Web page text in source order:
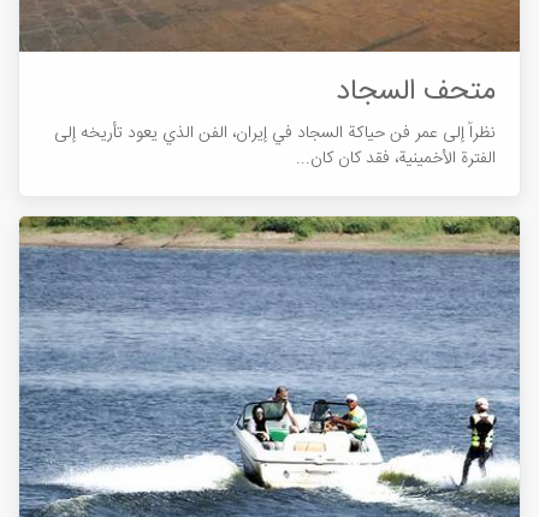
متحف السجاد
نظراً إلی عمر فن حیاکة السجاد في إیران، الفن الذي یعود تأریخه إلی
الفترة الأخمينية، فقد کان کان...